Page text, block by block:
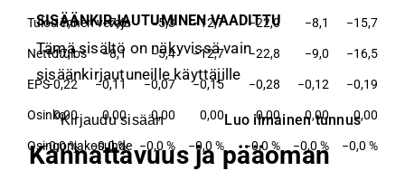
Tulos ennen veroja
−17,0 −7,6 −5,3 −12,7 −22,0 −8,1 −15,7
Nettotulos
−17,1 −8,1 −5,4 −12,7 −22,8 −9,0 −16,5
EPS−0,22 −0,11 −0,07 −0,15 −0,28 −0,12 −0,19
Osinko0,00 0,00 0,00 0,00 0,00 0,00 0,00
Osingonjakosuhde
−0,0 % −0,0 % −0,0 % −0,0 % −0,0 % −0,0 % −0,0 %
SISÄÄNKIRJAUTUMINEN VAADITTU
Tämä sisältö on näkyvissä vain
sisäänkirjautuneille käyttäjille
Kirjaudu sisään Luo ilmainen tunnus
Kannattavuus ja pääoman